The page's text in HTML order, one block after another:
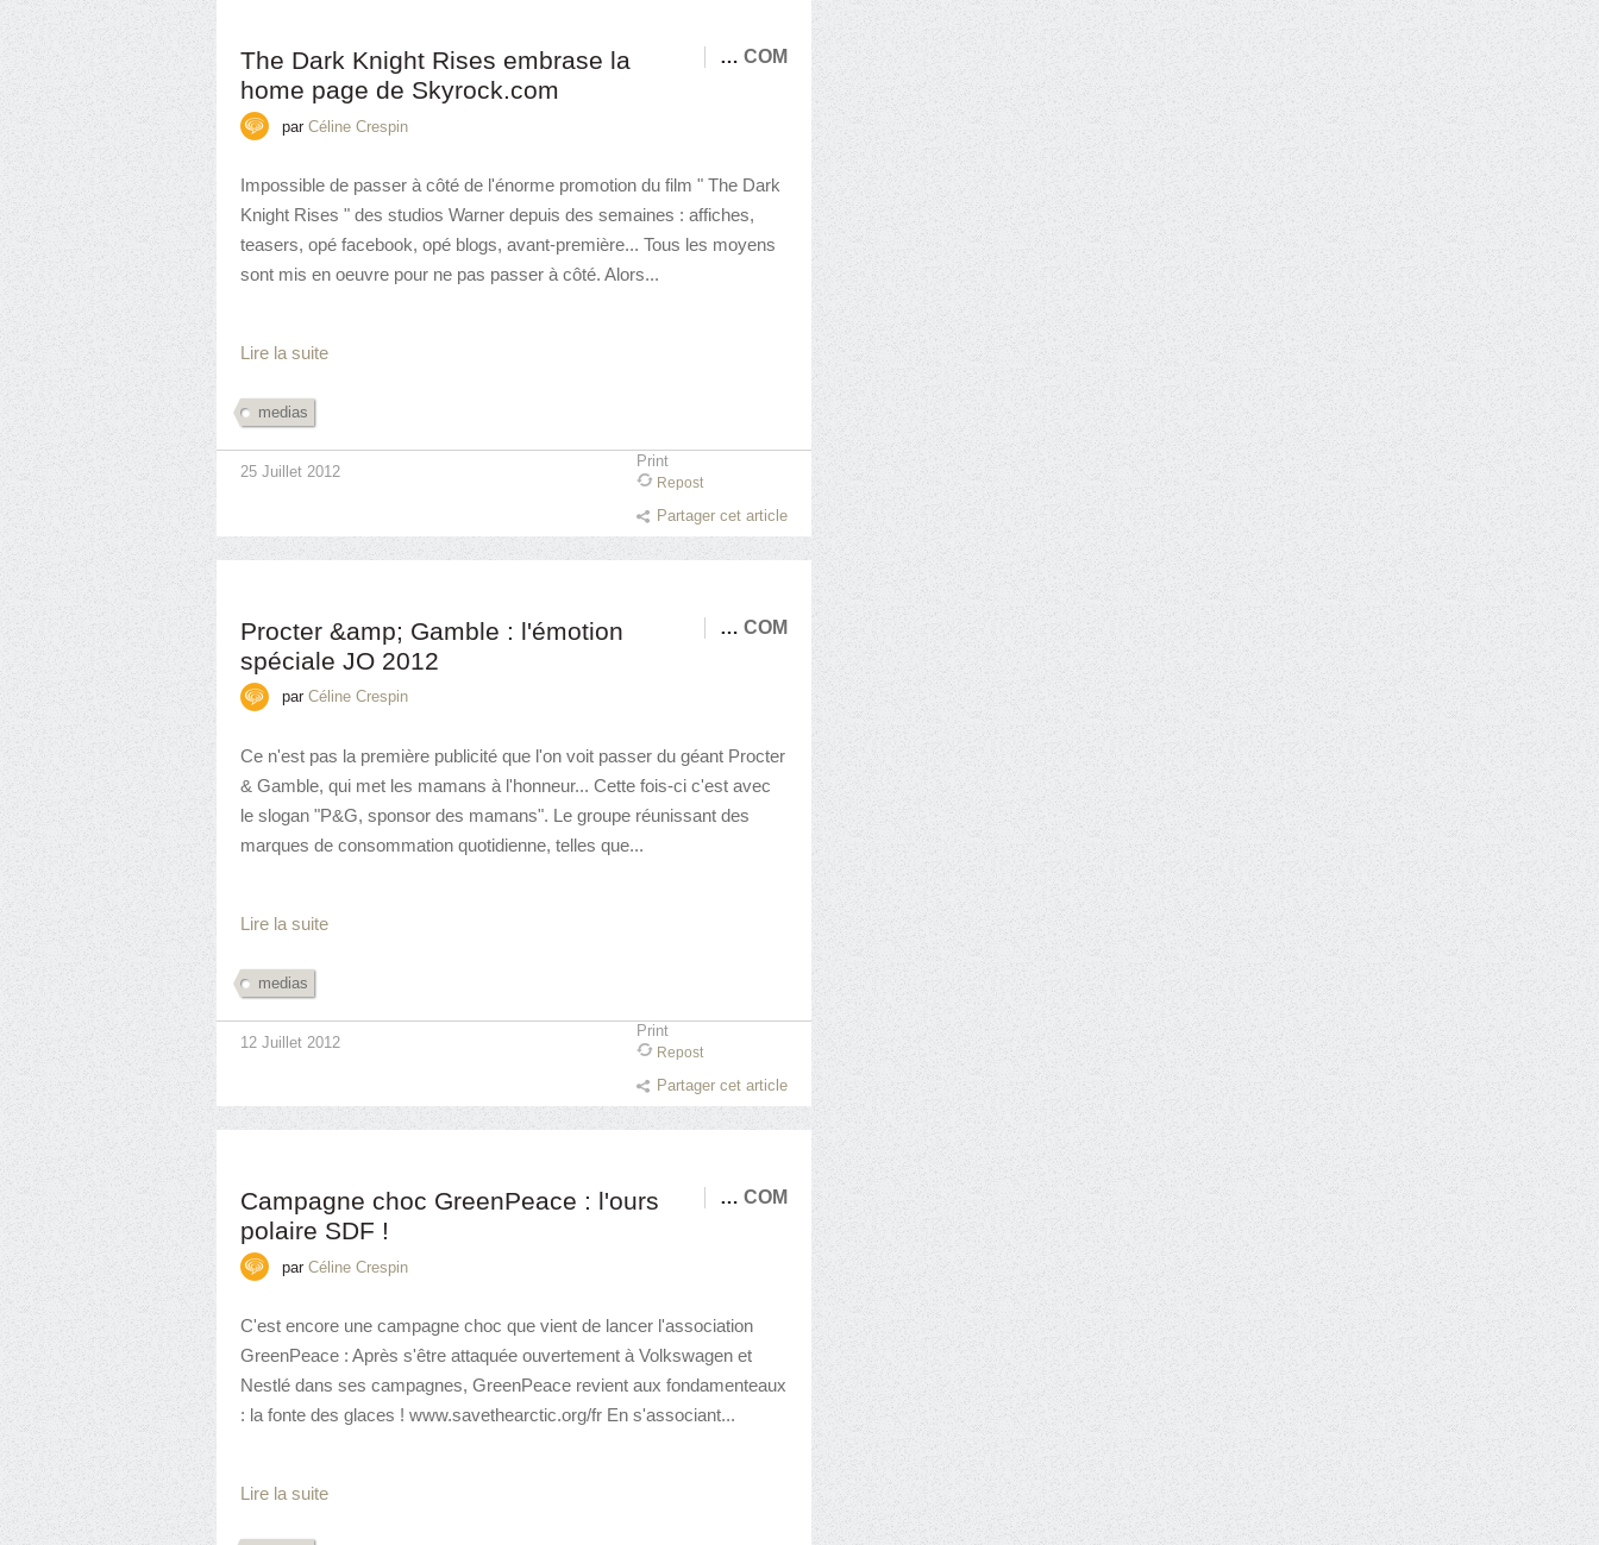
The Dark Knight Rises embrase la
home page de Skyrock.com
… COM
par Céline Crespin
Impossible de passer à côté de l'énorme promotion du film " The Dark
Knight Rises " des studios Warner depuis des semaines : affiches,
teasers, opé facebook, opé blogs, avant-première... Tous les moyens
sont mis en oeuvre pour ne pas passer à côté. Alors...
Lire la suite
medias
25 Juillet 2012
Print
Repost
Partager cet article
Procter &amp; Gamble : l'émotion
spéciale JO 2012
… COM
par Céline Crespin
Ce n'est pas la première publicité que l'on voit passer du géant Procter
& Gamble, qui met les mamans à l'honneur... Cette fois-ci c'est avec
le slogan "P&G, sponsor des mamans". Le groupe réunissant des
marques de consommation quotidienne, telles que...
Lire la suite
medias
12 Juillet 2012
Print
Repost
Partager cet article
Campagne choc GreenPeace : l'ours
polaire SDF !
… COM
par Céline Crespin
C'est encore une campagne choc que vient de lancer l'association
GreenPeace : Après s'être attaquée ouvertement à Volkswagen et
Nestlé dans ses campagnes, GreenPeace revient aux fondamenteaux
: la fonte des glaces ! www.savethearctic.org/fr En s'associant...
Lire la suite